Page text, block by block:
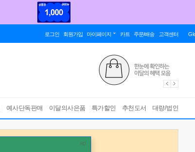
로그인 회원가입 마이페이지 카트 주문/배송 고객센터
예사단독판매 이달의사은품 특가할인 추천도서 대량/법인